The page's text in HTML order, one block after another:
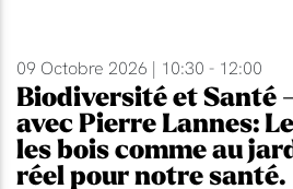
09 Octobre 2026 | 10:30 - 12:00
Biodiversité et Santé
avec Pierre Lannes:
les bois comme au
réel pour notre santé.